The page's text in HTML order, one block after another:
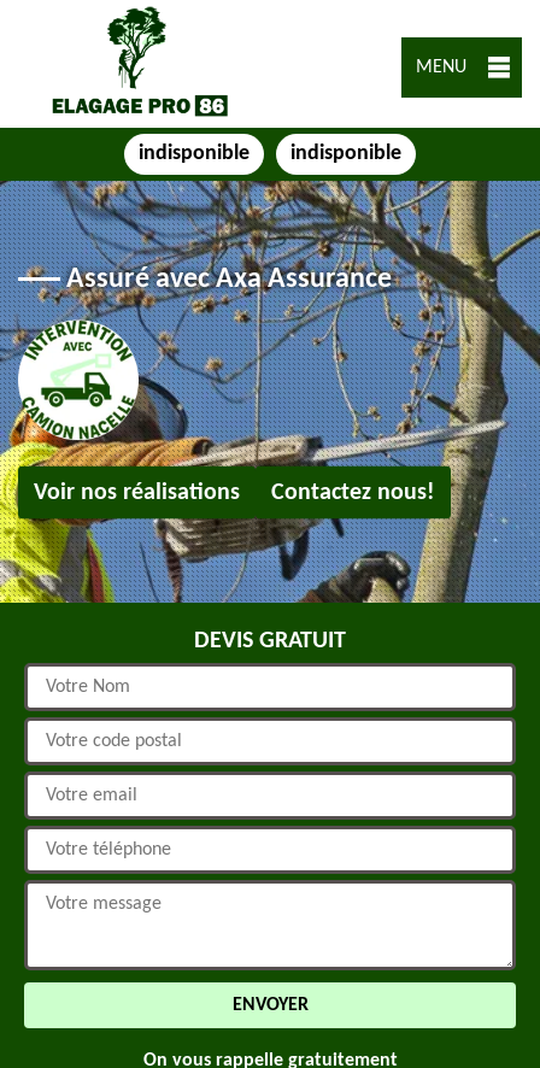
MENU
indisponible indisponible
Assuré avec Axa Assurance
Voir nos réalisations Contactez nous!
DEVIS GRATUIT
On vous rappelle gratuitement